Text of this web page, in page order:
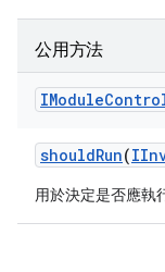
公用方法
IModule
shouldRun(
用於決定是否應執